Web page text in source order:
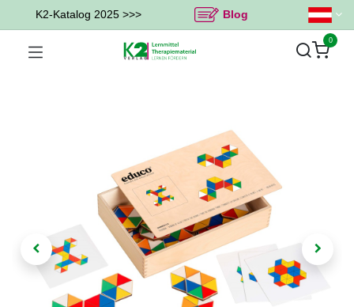
K2-Katalog 2025 >>> Blog
0